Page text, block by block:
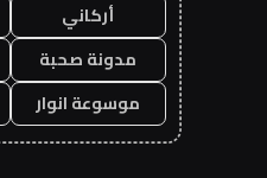
أركاني
مدونة صحبة
موسوعة انوار